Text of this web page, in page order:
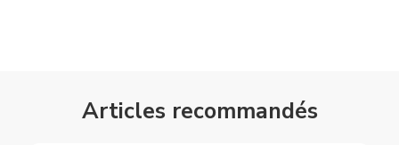
Articles recommandés